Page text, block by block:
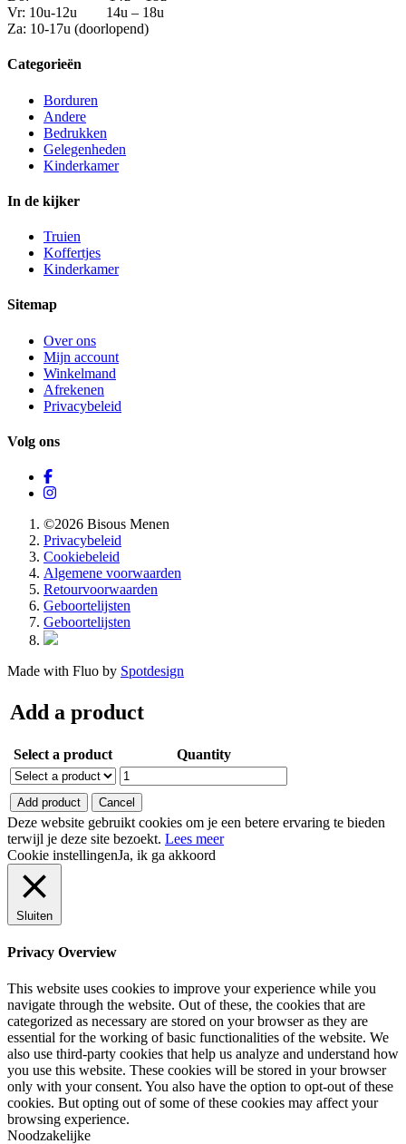
Vr: 10u-12u 14u – 18u
Za: 10-17u (doorlopend)
Categorieën
Borduren
Andere
Bedrukken
Gelegenheden
Kinderkamer
In de kijker
Truien
Koffertjes
Kinderkamer
Sitemap
Over ons
Mijn account
Winkelmand
Afrekenen
Privacybeleid
Volg ons
©2026 Bisous Menen
Privacybeleid
Cookiebeleid
Algemene voorwaarden
Retourvoorwaarden
Geboortelijsten
Geboortelijsten
Made with Fluo by Spotdesign
Add a product
Select a product Quantity
Add product Cancel
Deze website gebruikt cookies om je een betere ervaring te bieden
terwijl je deze site bezoekt. Lees meer
Cookie instellingenJa, ik ga akkoord
Sluiten
Privacy Overview
This website uses cookies to improve your experience while you
navigate through the website. Out of these, the cookies that are
categorized as necessary are stored on your browser as they are
essential for the working of basic functionalities of the website. We
also use third-party cookies that help us analyze and understand how
you use this website. These cookies will be stored in your browser
only with your consent. You also have the option to opt-out of these
cookies. But opting out of some of these cookies may affect your
browsing experience.
Noodzakelijke